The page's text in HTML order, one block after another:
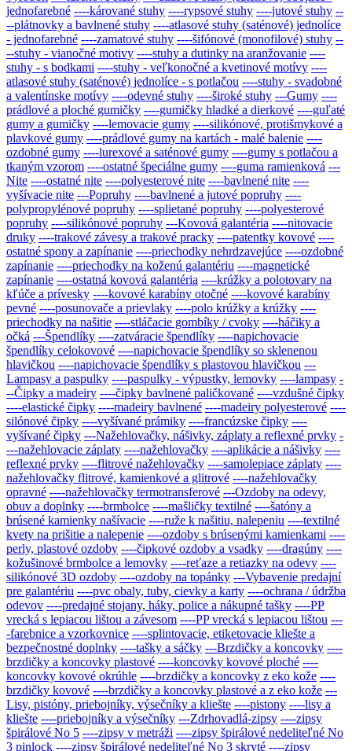
jednofarebné ----kárované stuhy ----rypsové stuhy ----jutové stuhy --
--plátnovky a bavlnené stuhy ----atlasové stuhy (saténové) jednolíce
- jednofarebné ----zamatové stuhy ----šifónové (monofilové) stuhy --
--stuhy - vianočné motivy ----stuhy a dutinky na aranžovanie ----
stuhy - s bodkami ----stuhy - veľkonočné a kvetinové motívy ----
atlasové stuhy (saténové) jednolíce - s potlačou ----stuhy - svadobné
a valentínske motívy ----odevné stuhy ----široké stuhy ---Gumy ----
prádlové a ploché gumičky ----gumičky hladké a dierkové ----guľaté
gumy a gumičky ----lemovacie gumy ----silikónové, protišmykové a
plavkové gumy ----prádlové gumy na kartách - malé balenie ----
ozdobné gumy ----lurexové a saténové gumy ----gumy s potlačou a
tkaným vzorom ----ostatné špeciálne gumy ----guma ramienková ---
Nite ----ostatné nite ----polyesterové nite ----bavlnené nite ----
vyšívacie nite ---Popruhy ----bavlnené a jutové popruhy ----
polypropylénové popruhy ----splietané popruhy ----polyesterové
popruhy ----silikónové popruhy ---Kovová galantéria ----nitovacie
druky ----trakové závesy a trakové pracky ----patentky kovové ----
ostatné spony a zapínanie ----priechodky nehrdzavejúce ----ozdobné
zapínanie ----priechodky na koženú galantériu ----magnetické
zapínanie ----ostatná kovová galantéria ----krúžky a polotovary na
kľúče a prívesky ----kovové karabíny otočné ----kovové karabíny
pevné ----posunovače a prievlaky ----polo krúžky a krúžky ----
priechodky na našitie ----stláčacie gombíky / cvoky ----háčiky a
očká ---Špendlíky ----zatváracie špendlíky ----napichovacie
špendlíky celokovové ----napichovacie špendlíky so sklenenou
hlavičkou ----napichovacie špendlíky s plastovou hlavičkou ---
Lampasy a paspulky ----paspulky - výpustky, lemovky ----lampasy -
--Čipky a madeiry ----čipky bavlnené paličkované ----vzdušné čipky
----elastické čipky ----madeiry bavlnené ----madeiry polyesterové ----
silónové čipky ----vyšívané prámiky ----francúzske čipky ----
vyšívané čipky ---Nažehlovačky, nášivky, záplaty a reflexné prvky -
---nažehlovacie záplaty ----nažehlovačky ----aplikácie a nášivky ----
reflexné prvky ----flitrové nažehlovačky ----samolepiace záplaty ----
nažehlovačky flitrové, kamienkové a glitrové ----nažehlovačky
opravné ----nažehlovačky termotransferové ---Ozdoby na odevy,
obuv a doplnky ----brmbolce ----mašličky textilné ----šatóny a
brúsené kamienky našívacie ----ruže k našitiu, nalepeniu ----textilné
kvety na prišitie a nalepenie ----ozdoby s brúsenými kamienkami ----
perly, plastové ozdoby ----čipkové ozdoby a vsadky ----dragúny ----
kožušinové brmbolce a lemovky ----reťaze a retiazky na odevy ----
silikónové 3D ozdoby ----ozdoby na topánky ---Vybavenie predajní
pre galantériu ----pvc obaly, tuby, cievky a karty ----ochrana / údržba
odevov ----predajné stojany, háky, police a nákupné tašky ----PP
vrecká s lepiacou lištou a závesom ----PP vrecká s lepiacou lištou ---
-farebnice a vzorkovnice ----splintovacie, etiketovacie kliešte a
bezpečnostné doplnky ----tašky a sáčky ---Brzdičky a koncovky ----
brzdičky a koncovky plastové ----koncovky kovové ploché ----
koncovky kovové okrúhle ----brzdičky a koncovky z eko kože ----
brzdičky kovové ----brzdičky a koncovky plastové a z eko kože ---
Lisy, pistóny, priebojníky, výsečníky a kliešte ----pistony ----lisy a
kliešte ----priebojníky a výsečníky ---Zdrhovadlá-zipsy ----zipsy
špirálové No 5 ----zipsy v metráži ----zipsy špirálové nedeliteľné No
3 pinlock ----zipsy špirálové nedeliteľné No 3 skryté ----zipsy